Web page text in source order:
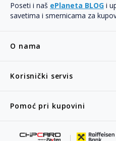
O nama
Korisnički servis
Pomoć pri kupovini
Poseti i naš ePlaneta BLOG i
savetima i smernicama za